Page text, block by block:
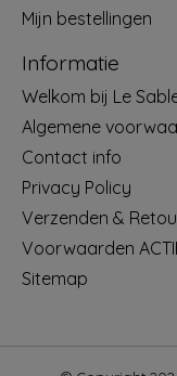
Mijn bestellingen
Informatie
Welkom bij Le
Algemene
Contact info
Privacy Policy
Verzenden &
Voorwaarden
Sitemap